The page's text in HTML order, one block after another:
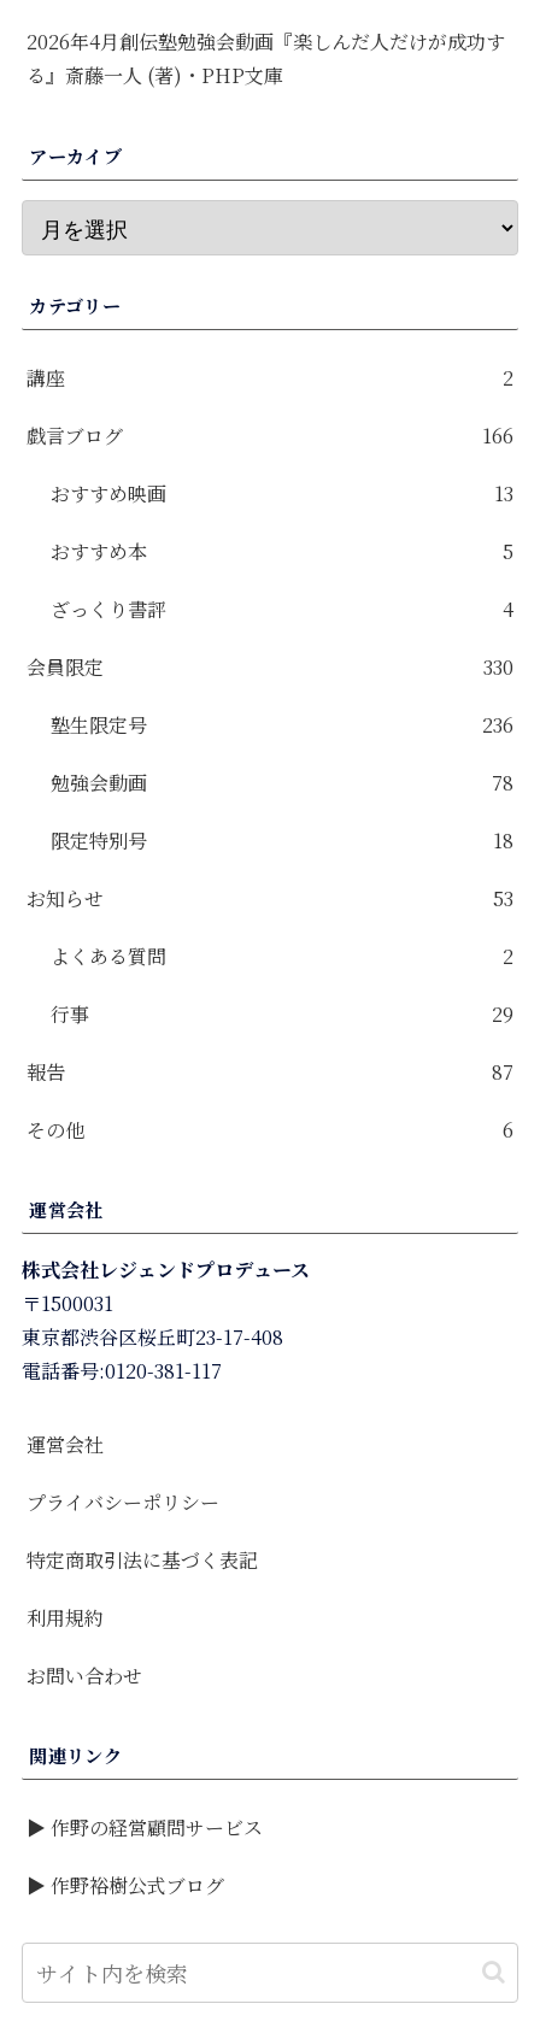
2026年4月創伝塾勉強会動画『楽しんだ人だけが成功す
る』斎藤一人 (著)・PHP文庫
アーカイブ
カテゴリー
講座 2
戯言ブログ 166
おすすめ映画 13
おすすめ本 5
ざっくり書評 4
会員限定 330
塾生限定号 236
勉強会動画 78
限定特別号 18
お知らせ 53
よくある質問 2
行事 29
報告 87
その他 6
運営会社
株式会社レジェンドプロデュース
〒1500031
東京都渋谷区桜丘町23-17-408
電話番号:0120-381-117
運営会社
プライバシーポリシー
特定商取引法に基づく表記
利用規約
お問い合わせ
関連リンク
▶ 作野の経営顧問サービス
▶ 作野裕樹公式ブログ